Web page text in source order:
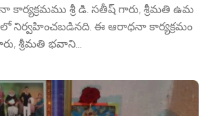
కార్యక్రమము శ్రీ డి. సతీష్ గారు, శ్రీమతి ఉమ
లో నిర్వహించబడినది. ఈ ఆరాధనా కార్యక్రమం
శ్రీమతి భవాని...